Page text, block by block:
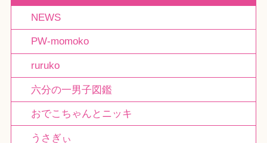
NEWS
PW-momoko
ruruko
六分の一男子図鑑
おでこちゃんとニッキ
うさぎぃ